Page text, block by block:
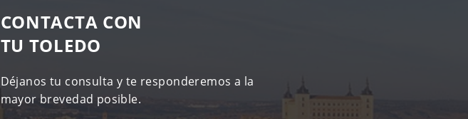
CONTACTA CON
TU TOLEDO
Déjanos tu consulta y te responderemos a la
mayor brevedad posible.